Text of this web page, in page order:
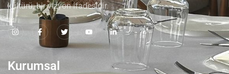
kültürü, bir vizyon ifadesidir.
Kurumsal